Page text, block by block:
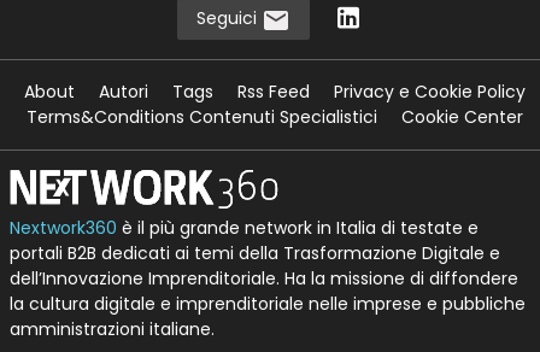
Seguici
About Autori Tags Rss Feed
Privacy e Cookie Policy
Terms&Conditions Contenuti Specialistici
Cookie Center
Nextwork360 è il più grande network in Italia di testate e
portali B2B dedicati ai temi della Trasformazione Digitale e
dell’Innovazione Imprenditoriale. Ha la missione di diffondere
la cultura digitale e imprenditoriale nelle imprese e pubbliche
amministrazioni italiane.